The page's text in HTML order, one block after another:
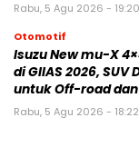
Rabu, 5 Agu 2026 -
Otomotif
Isuzu New mu-X
di GIIAS 2026, SUV
untuk Off-road
Rabu, 5 Agu 2026 -